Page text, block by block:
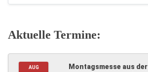
Aktuelle Termine:
AUG
Montagsmesse aus der